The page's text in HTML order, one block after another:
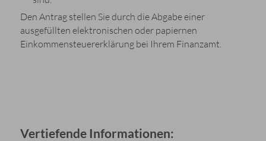
Den Antrag stellen Sie durch die Abgabe einer
ausgefüllten elektronischen oder papiernen
Einkommensteuererklärung bei Ihrem Finanzamt.
Vertiefende Informationen: